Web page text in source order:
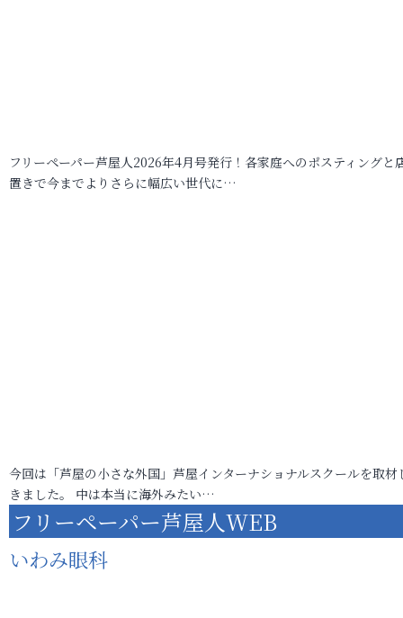
フリーペーパー芦屋人2026年4月号発行！各家庭へのポスティングと
置きで今までよりさらに幅広い世代に…
今回は「芦屋の小さな外国」芦屋インターナショナルスクールを取材
きました。 中は本当に海外みたい…
フリーペーパー芦屋人WEB
いわみ眼科